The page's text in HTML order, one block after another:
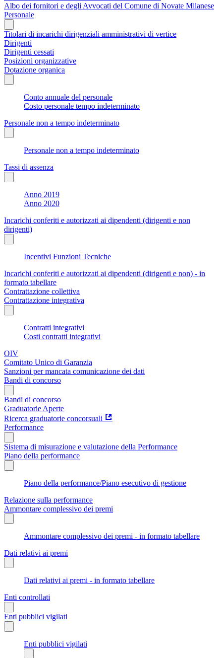
Albo dei fornitori e degli Avvocati del Comune di Novate Milanese
Personale
Titolari di incarichi dirigenziali amministrativi di vertice
Dirigenti
Dirigenti cessati
Posizioni organizzative
Dotazione organica
Conto annuale del personale
Costo personale tempo indeterminato
Personale non a tempo indeterminato
Personale non a tempo indeterminato
Tassi di assenza
Anno 2019
Anno 2020
Incarichi conferiti e autorizzati ai dipendenti (dirigenti e non
dirigenti)
Incentivi Funzioni Tecniche
Incarichi conferiti e autorizzati ai dipendenti (dirigenti e non) - in
formato tabellare
Contrattazione collettiva
Contrattazione integrativa
Contratti integrativi
Costi contratti integrativi
OIV
Comitato Unico di Garanzia
Sanzioni per mancata comunicazione dei dati
Bandi di concorso
Bandi di concorso
Graduatorie Aperte
Ricerca graduatorie concorsuali
Performance
Sistema di misurazione e valutazione della Performance
Piano della performance
Piano della performance/Piano esecutivo di gestione
Relazione sulla performance
Ammontare complessivo dei premi
Ammontare complessivo dei premi - in formato tabellare
Dati relativi ai premi
Dati relativi ai premi - in formato tabellare
Enti controllati
Enti pubblici vigilati
Enti pubblici vigilati